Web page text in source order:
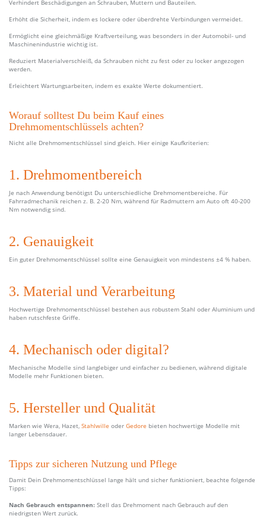
Verhindert Beschädigungen an Schrauben, Muttern und Bauteilen.
Erhöht die Sicherheit, indem es lockere oder überdrehte Verbindungen vermeidet.
Ermöglicht eine gleichmäßige Kraftverteilung, was besonders in der Automobil- und
Maschinenindustrie wichtig ist.
Reduziert Materialverschleiß, da Schrauben nicht zu fest oder zu locker angezogen
werden.
Erleichtert Wartungsarbeiten, indem es exakte Werte dokumentiert.
Worauf solltest Du beim Kauf eines
Drehmomentschlüssels achten?
Nicht alle Drehmomentschlüssel sind gleich. Hier einige Kaufkriterien:
1. Drehmomentbereich
Je nach Anwendung benötigst Du unterschiedliche Drehmomentbereiche. Für
Fahrradmechanik reichen z. B. 2-20 Nm, während für Radmuttern am Auto oft 40-200
Nm notwendig sind.
2. Genauigkeit
Ein guter Drehmomentschlüssel sollte eine Genauigkeit von mindestens ±4 % haben.
3. Material und Verarbeitung
Hochwertige Drehmomentschlüssel bestehen aus robustem Stahl oder Aluminium und
haben rutschfeste Griffe.
4. Mechanisch oder digital?
Mechanische Modelle sind langlebiger und einfacher zu bedienen, während digitale
Modelle mehr Funktionen bieten.
5. Hersteller und Qualität
Marken wie Wera, Hazet, Stahlwille oder Gedore bieten hochwertige Modelle mit
langer Lebensdauer.
Tipps zur sicheren Nutzung und Pflege
Damit Dein Drehmomentschlüssel lange hält und sicher funktioniert, beachte folgende
Tipps:
Nach Gebrauch entspannen: Stell das Drehmoment nach Gebrauch auf den
niedrigsten Wert zurück.